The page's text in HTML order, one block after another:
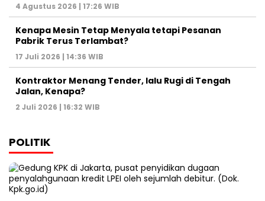
4 Agustus 2026 | 17:26 WIB
Kenapa Mesin Tetap Menyala tetapi Pesanan
Pabrik Terus Terlambat?
17 Juli 2026 | 14:36 WIB
Kontraktor Menang Tender, lalu Rugi di Tengah
Jalan, Kenapa?
2 Juli 2026 | 16:32 WIB
POLITIK